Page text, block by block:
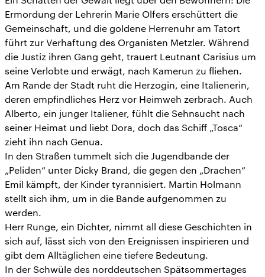
Ermordung der Lehrerin Marie Olfers erschüttert die
Gemeinschaft, und die goldene Herrenuhr am Tatort
führt zur Verhaftung des Organisten Metzler. Während
die Justiz ihren Gang geht, trauert Leutnant Carisius um
seine Verlobte und erwägt, nach Kamerun zu fliehen.
Am Rande der Stadt ruht die Herzogin, eine Italienerin,
deren empfindliches Herz vor Heimweh zerbrach. Auch
Alberto, ein junger Italiener, fühlt die Sehnsucht nach
seiner Heimat und liebt Dora, doch das Schiff „Tosca“
zieht ihn nach Genua.
In den Straßen tummelt sich die Jugendbande der
„Peliden“ unter Dicky Brand, die gegen den „Drachen“
Emil kämpft, der Kinder tyrannisiert. Martin Holmann
stellt sich ihm, um in die Bande aufgenommen zu
werden.
Herr Runge, ein Dichter, nimmt all diese Geschichten in
sich auf, lässt sich von den Ereignissen inspirieren und
gibt dem Alltäglichen eine tiefere Bedeutung.
In der Schwüle des norddeutschen Spätsommertages